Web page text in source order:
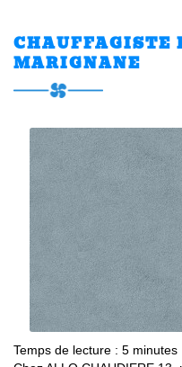
CHAUFFAGISTE
MARIGNANE
Temps de lecture : 5 minutes